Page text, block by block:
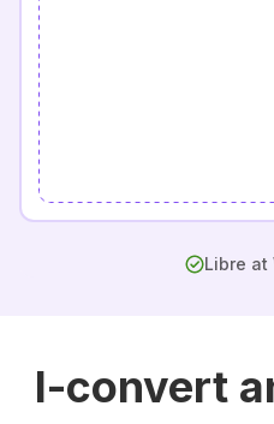
Libre at
I-convert